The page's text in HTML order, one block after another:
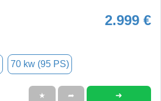
2.999 €
70 kw (95 PS)
★ ➦ ➜